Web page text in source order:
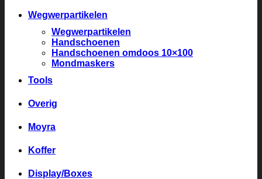
Wegwerpartikelen
Wegwerpartikelen
Handschoenen
Handschoenen omdoos 10×100
Mondmaskers
Tools
Overig
Moyra
Koffer
Display/Boxes